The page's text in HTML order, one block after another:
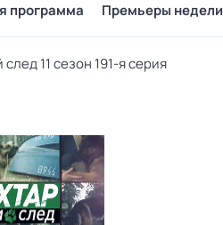
программа Премьеры недели
11 сезон 191-я серия